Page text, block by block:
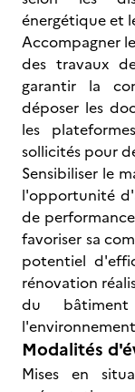
énergétique et
Accompagner
des travaux
garantir la
déposer les
les
sollicités pour
Sensibiliser le
l'opportunité
de
favoriser sa
potentiel
rénovation
du
l'environnement
Modalités
Mises en